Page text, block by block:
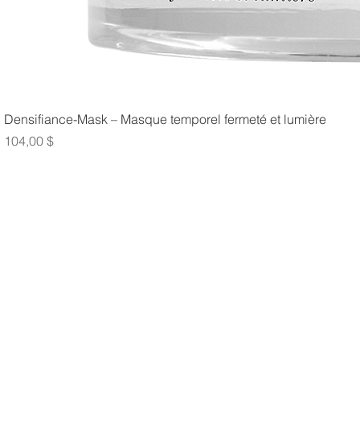
Densifiance-Mask – Masque temporel fermeté et lumière
Prix
104,00 $